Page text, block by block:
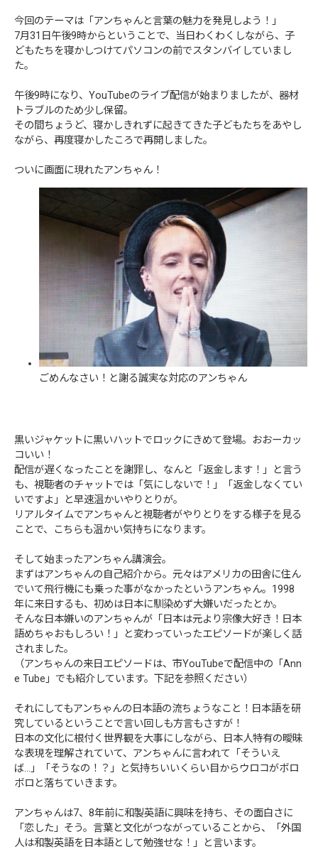
今回のテーマは「アンちゃんと言葉の魅力を発見しよう！」
7月31日午後9時からということで、当日わくわくしながら、子
どもたちを寝かしつけてパソコンの前でスタンバイしていまし
た。
午後9時になり、YouTubeのライブ配信が始まりましたが、器材
トラブルのため少し保留。
その間ちょうど、寝かしきれずに起きてきた子どもたちをあやし
ながら、再度寝かしたころで再開しました。
ついに画面に現れたアンちゃん！
ごめんなさい！と謝る誠実な対応のアンちゃん
黒いジャケットに黒いハットでロックにきめて登場。おおーカッ
コいい！
配信が遅くなったことを謝罪し、なんと「返金します！」と言う
も、視聴者のチャットでは「気にしないで！」「返金しなくてい
いですよ」と早速温かいやりとりが。
リアルタイムでアンちゃんと視聴者がやりとりをする様子を見る
ことで、こちらも温かい気持ちになります。
そして始まったアンちゃん講演会。
まずはアンちゃんの自己紹介から。元々はアメリカの田舎に住ん
でいて飛行機にも乗った事がなかったというアンちゃん。1998
年に来日するも、初めは日本に馴染めず大嫌いだったとか。
そんな日本嫌いのアンちゃんが「日本は元より宗像大好き！日本
語めちゃおもしろい！」と変わっていったエピソードが楽しく話
されました。
（アンちゃんの来日エピソードは、市YouTubeで配信中の「Ann
e Tube」でも紹介しています。下記を参照ください）
それにしてもアンちゃんの日本語の流ちょうなこと！日本語を研
究しているということで言い回しも方言もさすが！
日本の文化に根付く世界観を大事にしながら、日本人特有の曖昧
な表現を理解されていて、アンちゃんに言われて「そういえ
ば…」「そうなの！？」と気持ちいいくらい目からウロコがボロ
ボロと落ちていきます。
アンちゃんは7、8年前に和製英語に興味を持ち、その面白さに
「恋した」そう。言葉と文化がつながっていることから、「外国
人は和製英語を日本語として勉強せな！」と言います。